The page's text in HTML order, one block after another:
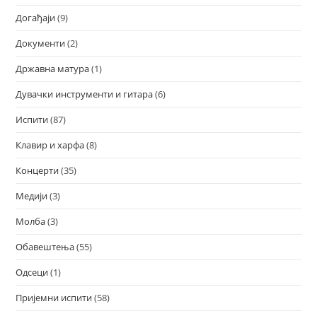
Догађаји(9)
Документи(2)
Државна матура(1)
Дувачки инструменти и гитара(6)
Испити(87)
Клавир и харфа(8)
Концерти(35)
Медији(3)
Молба(3)
Обавештења(55)
Одсеци(1)
Пријемни испити(58)